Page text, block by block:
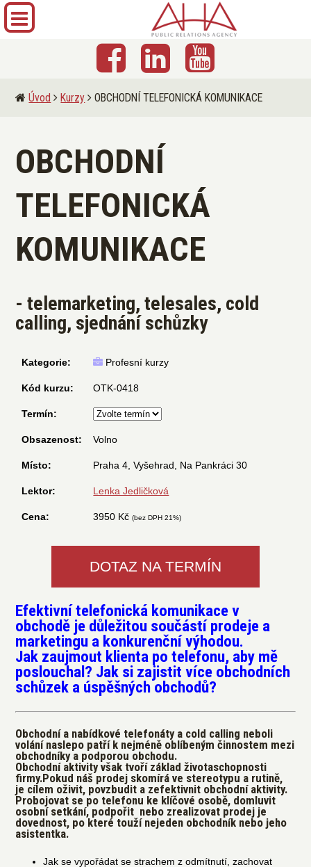
Úvod Kurzy OBCHODNÍ TELEFONICKÁ KOMUNIKACE
OBCHODNÍ
TELEFONICKÁ
KOMUNIKACE
- telemarketing, telesales, cold
calling, sjednání schůzky
Kategorie: Profesní kurzy
Kód kurzu: OTK-0418
Termín:
Obsazenost: Volno
Místo: Praha 4, Vyšehrad, Na Pankráci 30
Lektor: Lenka Jedličková
Cena: 3950 Kč (bez DPH 21%)
DOTAZ NA TERMÍN
Efektivní telefonická komunikace v
obchodě je důležitou součástí prodeje a
marketingu a konkurenční výhodou.
Jak zaujmout klienta po telefonu, aby mě
poslouchal? Jak si zajistit více obchodních
schůzek a úspěšných obchodů?
Obchodní a nabídkové telefonáty a cold calling neboli
volání naslepo patří k nejméně oblíbeným činnostem mezi
obchodníky a podporou obchodu.
Obchodní aktivity však tvoří základ životaschopnosti
firmy.Pokud náš prodej skomírá ve stereotypu a rutině,
je cílem oživit, povzbudit a zefektivnit obchodní aktivity.
Probojovat se po telefonu ke klíčové osobě, domluvit
osobní setkání, podpořit nebo zrealizovat prodej je
dovednost, po které touží nejeden obchodník nebo jeho
asistentka.
Jak se vypořádat se strachem z odmítnutí, zachovat